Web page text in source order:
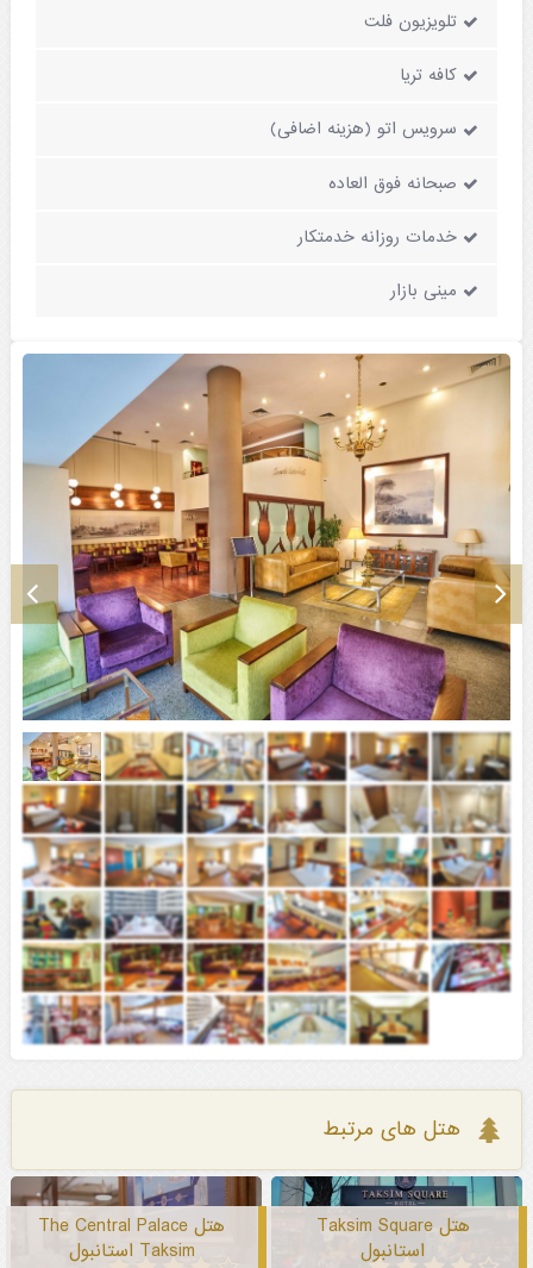
تلویزیون فلت
کافه تریا
سرویس اتو (هزینه اضافی)
صبحانه فوق العاده
خدمات روزانه خدمتکار
مینی بازار
هتل های مرتبط
هتل Taksim Square
استانبول
هتل The Central Palace
Taksim استانبول